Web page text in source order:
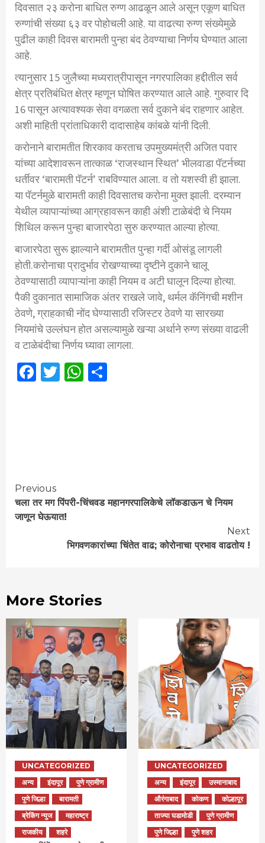
दिवसात २३ करोना बाधित रुग्ण आढळून आले असून एकूण बाधित
रुग्णांची संख्या ६३ वर पोहोचली आहे. या वाढत्या रुग्ण संख्येमुळे
पुढील काही दिवस बारामती पुन्हा बंद ठेवण्याचा निर्णय घेण्यात आला
आहे.
त्यानुसार 15 जुलैच्या मध्यरात्रीपासून नगरपालिका हद्दीतील सर्व
क्षेत्र प्रतिबंधित क्षेत्र म्हणून घोषित करण्यात आले आहे. गुरुवार दि
16 पासून अत्यावश्यक सेवा वगळता सर्व दुकाने बंद राहणार आहेत.
अशी माहिती प्रांताधिकारी दादासाहेब कांबळे यांनी दिली.
करोनाने बारामतीत शिरकाव करताच उपमुख्यमंत्री अजित पवार
यांच्या आदेशावरून तात्काळ ‘राजस्थान स्थित’ भीलवाडा पॅटर्नच्या
धर्तीवर ‘बारामती पॅटर्न’ राबविण्यात आला. व तो यशस्वी ही झाला.
या पॅटर्नमुळे बारामती काही दिवसातच करोना मुक्त झाली. दरम्यान
येथील व्यापाऱ्यांच्या आग्रहावरून काही अंशी टाळेबंदी चे नियम
शिथिल करून पुन्हा बाजारपेठा सुरु करण्यात आल्या होत्या.
बाजारपेठा सुरू झाल्याने बारामतीत पुन्हा गर्दी ओसंडू लागली
होती.करोनाचा प्रादुर्भाव रोखण्याच्या दृष्टीने दुकाने चालू
ठेवण्यासाठी व्यापाऱ्यांना काही नियम व अटी घालून दिल्या होत्या.
पैकी दुकानात सामाजिक अंतर राखले जावे, थर्मल कॅनिंगची मशीन
ठेवणे, ग्राहकाची नोंद घेण्यासाठी रजिस्टर ठेवणे या सारख्या
नियमांचे उल्लंघन होत असल्यामुळे खऱ्या अर्थाने रुग्ण संख्या वाढली
व टाळेबंदीचा निर्णय घ्यावा लागला.
Facebook
TwitterWhatsApp
Continue
Reading
Previous
चला तर मग पिंपरी-चिंचवड महानगरपालिकेचे लॉकडाऊन चे नियम
जाणून घेऊयात!
Next
भिगवणकारांच्या चिंतेत वाढ; कोरोनाचा प्रभाव वाढतोय !
More Stories
UNCATEGORIZED
अन्य
इंदापूर
पुणे ग्रामीण
पुणे जिल्हा
बारामती
ब्रेकिंग न्युज
महाराष्ट्र
राजकीय
शहरे
UNCATEGORIZED
अन्य
इंदापूर
उस्मानाबाद
औरंगाबाद
कोकण
कोल्हापूर
ताज्या घडामोडी
पुणे ग्रामीण
पुणे जिल्हा
पुणे शहर